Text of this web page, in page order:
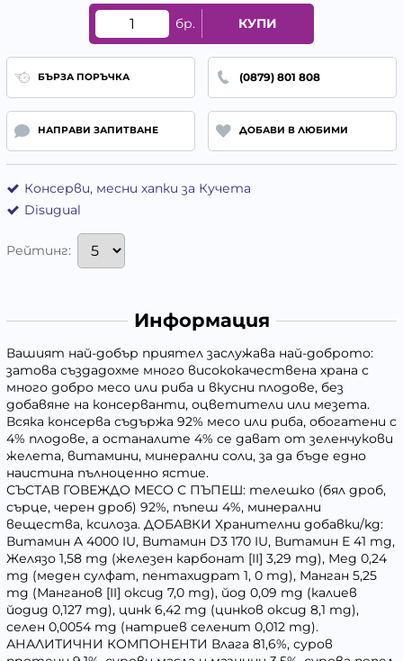
бр. КУПИ
БЪРЗА ПОРЪЧКА (0879) 801 808
НАПРАВИ ЗАПИТВАНЕ ДОБАВИ В ЛЮБИМИ
Консерви, месни хапки за Кучета
Disugual
Рейтинг:
Информация
Вашият най-добър приятел заслужава най-доброто:
затова създадохме много висококачествена храна с
много добро месо или риба и вкусни плодове, без
добавяне на консерванти, оцветители или мезета.
Всяка консерва съдържа 92% месо или риба, обогатени с
4% плодове, а останалите 4% се дават от зеленчукови
желета, витамини, минерални соли, за да бъде едно
наистина пълноценно ястие.
СЪСТАВ ГОВЕЖДО МЕСО С ПЪПЕШ: телешко (бял дроб,
сърце, черен дроб) 92%, пъпеш 4%, минерални
вещества, ксилоза. ДОБАВКИ Хранителни добавки/kg:
Витамин A 4000 IU, Витамин D3 170 IU, Витамин E 41 mg,
Желязо 1,58 mg (железен карбонат [II] 3,29 mg), Мед 0,24
mg (меден сулфат, пентахидрат 1, 0 mg), Манган 5,25
mg (Манганов [II] оксид 7,0 mg), йод 0,09 mg (калиев
йодид 0,127 mg), цинк 6,42 mg (цинков оксид 8,1 mg),
селен 0,0054 mg (натриев селенит 0,012 mg).
АНАЛИТИЧНИ КОМПОНЕНТИ Влага 81,6%, суров